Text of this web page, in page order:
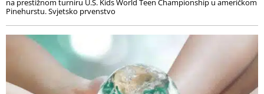
na prestižnom turniru U.S. Kids World Teen Championship u američkom
Pinehurstu. Svjetsko prvenstvo